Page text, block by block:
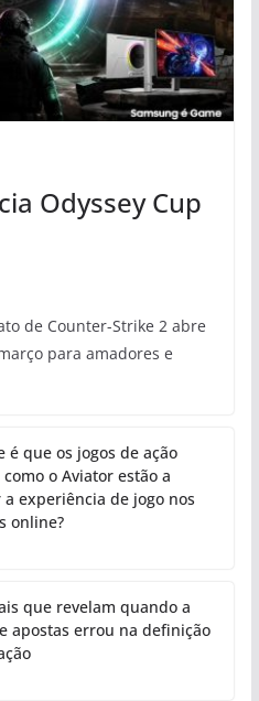
Odyssey Cup
de Counter-Strike 2 abre
para amadores e
é que os jogos de ação
o Aviator estão a
a experiência de jogo nos
online?
que revelam quando a
apostas errou na definição